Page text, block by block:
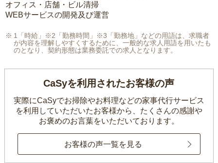
オフィス・店舗・ビル清掃
WEBサービスの開発及び運営
1「時給」※2「勤務時間」※3「勤務地」などの用語は、求職者
が内容を理解しやすくするために、一般的な求人用語を用いたも
のとなり、契約形態は業務委託での求人となります。
CaSyを利用されたお客様の声
実際にCaSyでお掃除やお料理などの家事代行サービス
を利用していただいたお客様から、 たくさんの感謝や
お褒めのお言葉をいただいております。
お客様の声一覧を見る